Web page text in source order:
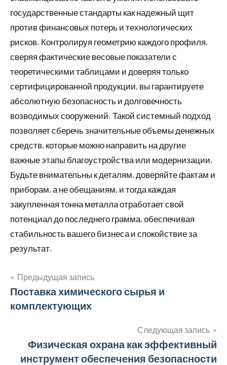
государственные стандарты как надежный щит
против финансовых потерь и технологических
рисков. Контролируя геометрию каждого профиля,
сверяя фактические весовые показатели с
теоретическими таблицами и доверяя только
сертифицированной продукции, вы гарантируете
абсолютную безопасность и долговечность
возводимых сооружений. Такой системный подход
позволяет сберечь значительные объемы денежных
средств, которые можно направить на другие
важные этапы благоустройства или модернизации.
Будьте внимательны к деталям, доверяйте фактам и
приборам, а не обещаниям, и тогда каждая
закупленная тонна металла отработает свой
потенциал до последнего грамма, обеспечивая
стабильность вашего бизнеса и спокойствие за
результат.
Навигация
по
Предыдущая запись
Поставка химического сырья и
комплектующих
Следующая запись
Физическая охрана как эффективный
инструмент обеспечения безопасности